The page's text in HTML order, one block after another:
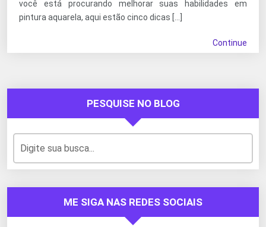
você está procurando melhorar suas habilidades em
pintura aquarela, aqui estão cinco dicas […]
Continue
PESQUISE NO BLOG
ME SIGA NAS REDES SOCIAIS